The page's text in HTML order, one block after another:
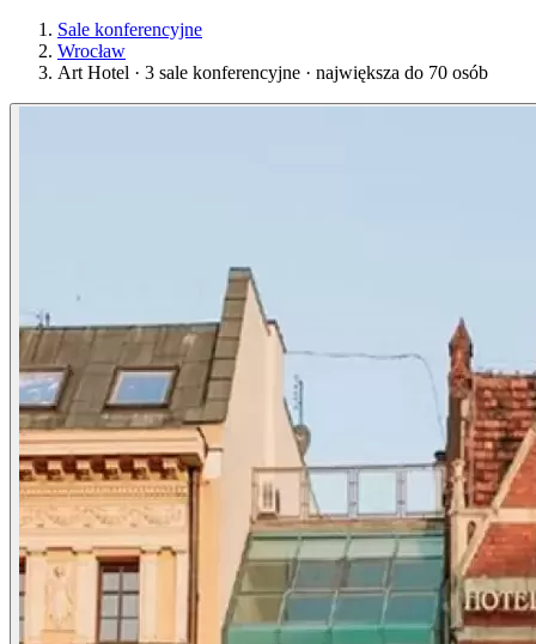
Sale konferencyjne
Wrocław
Art Hotel · 3 sale konferencyjne · największa do 70 osób